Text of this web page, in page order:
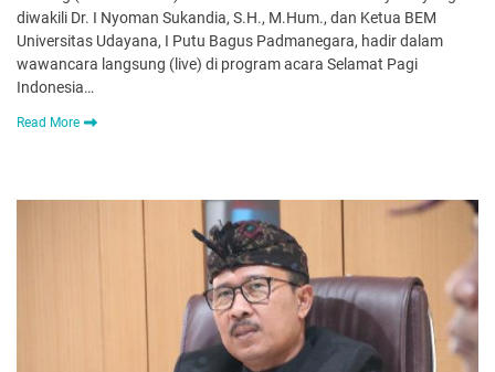
diwakili Dr. I Nyoman Sukandia, S.H., M.Hum., dan Ketua BEM
Universitas Udayana, I Putu Bagus Padmanegara, hadir dalam
wawancara langsung (live) di program acara Selamat Pagi
Indonesia…
Read More